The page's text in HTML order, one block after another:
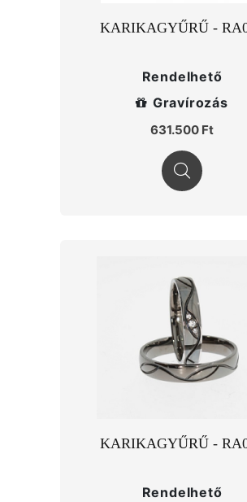
KARIKAGYŰRŰ -
Rendelhető
Gravírozás
631.500 Ft
KARIKAGYŰRŰ -
Rendelhető